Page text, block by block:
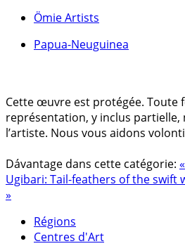
Ömie Artists
Papua-Neuguinea
Cette œuvre est protégée. Toute
représentation, y inclus partielle,
l’artiste. Nous vous aidons
Dávantage dans cette catégorie:
Ugibari: Tail-feathers of the swift
»
Régions
Centres d'Art